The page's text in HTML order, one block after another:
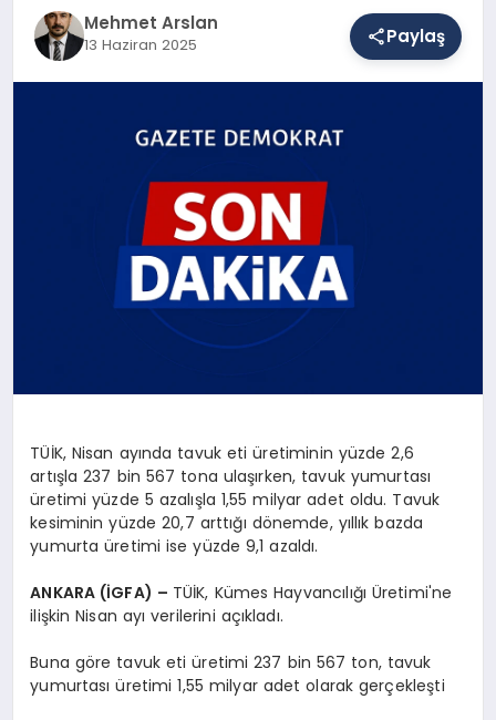
Mehmet Arslan
13 Haziran 2025 Paylaş
TÜİK, Nisan ayında tavuk eti üretiminin yüzde 2,6
artışla 237 bin 567 tona ulaşırken, tavuk yumurtası
üretimi yüzde 5 azalışla 1,55 milyar adet oldu. Tavuk
kesiminin yüzde 20,7 arttığı dönemde, yıllık bazda
yumurta üretimi ise yüzde 9,1 azaldı.
ANKARA (İGFA) – TÜİK, Kümes Hayvancılığı Üretimi'ne
ilişkin Nisan ayı verilerini açıkladı.
Buna göre tavuk eti üretimi 237 bin 567 ton, tavuk
yumurtası üretimi 1,55 milyar adet olarak gerçekleşti